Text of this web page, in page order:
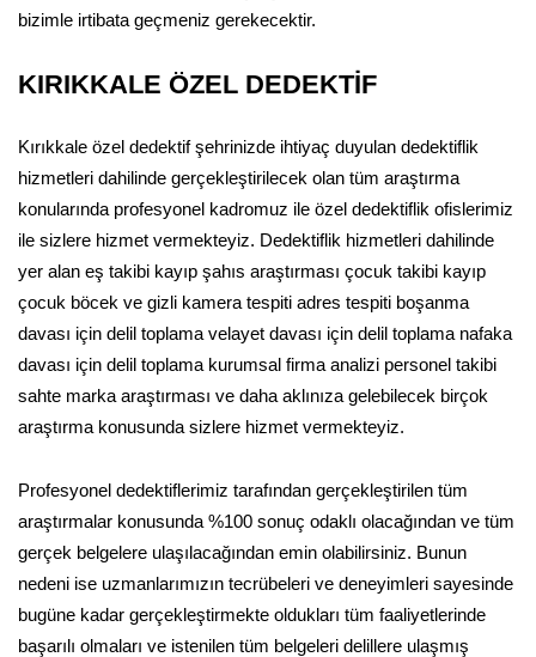
bizimle irtibata geçmeniz gerekecektir.
KIRIKKALE ÖZEL DEDEKTİF
Kırıkkale özel dedektif şehrinizde ihtiyaç duyulan dedektiflik
hizmetleri dahilinde gerçekleştirilecek olan tüm araştırma
konularında profesyonel kadromuz ile özel dedektiflik ofislerimiz
ile sizlere hizmet vermekteyiz. Dedektiflik hizmetleri dahilinde
yer alan eş takibi kayıp şahıs araştırması çocuk takibi kayıp
çocuk böcek ve gizli kamera tespiti adres tespiti boşanma
davası için delil toplama velayet davası için delil toplama nafaka
davası için delil toplama kurumsal firma analizi personel takibi
sahte marka araştırması ve daha aklınıza gelebilecek birçok
araştırma konusunda sizlere hizmet vermekteyiz.
Profesyonel dedektiflerimiz tarafından gerçekleştirilen tüm
araştırmalar konusunda %100 sonuç odaklı olacağından ve tüm
gerçek belgelere ulaşılacağından emin olabilirsiniz. Bunun
nedeni ise uzmanlarımızın tecrübeleri ve deneyimleri sayesinde
bugüne kadar gerçekleştirmekte oldukları tüm faaliyetlerinde
başarılı olmaları ve istenilen tüm belgeleri delillere ulaşmış